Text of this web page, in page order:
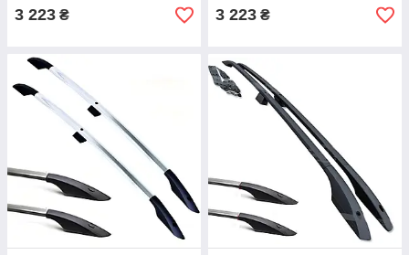
3 223 ₴ 3 223 ₴